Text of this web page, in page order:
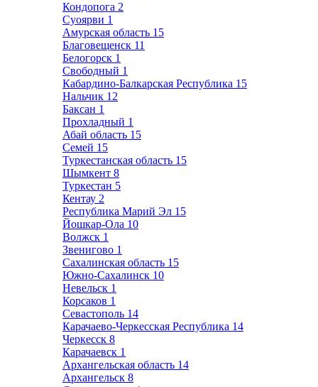
Кондопога 2
Суоярви 1
Амурская область 15
Благовещенск 11
Белогорск 1
Свободный 1
Кабардино-Балкарская Республика 15
Нальчик 12
Баксан 1
Прохладный 1
Абай область 15
Семей 15
Туркестанская область 15
Шымкент 8
Туркестан 5
Кентау 2
Республика Марий Эл 15
Йошкар-Ола 10
Волжск 1
Звенигово 1
Сахалинская область 15
Южно-Сахалинск 10
Невельск 1
Корсаков 1
Севастополь 14
Карачаево-Черкесская Республика 14
Черкесск 8
Карачаевск 1
Архангельская область 14
Архангельск 8